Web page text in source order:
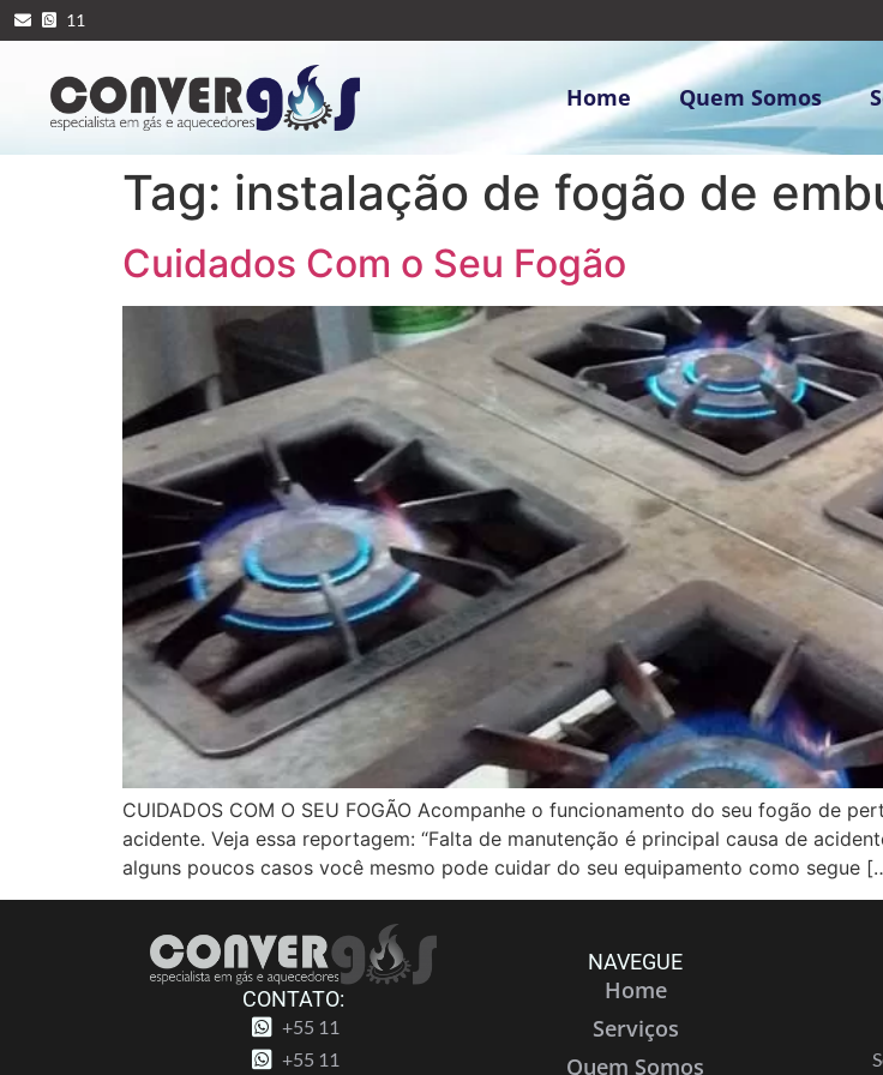
11
Home Quem Somos
Tag: instalação de fogão de
Cuidados Com o Seu Fogão
CUIDADOS COM O SEU FOGÃO Acompanhe o funcionamento do seu fogão de
acidente. Veja essa reportagem: “Falta de manutenção é principal causa de
alguns poucos casos você mesmo pode cuidar do seu equipamento como segue
CONTATO:
+55 11
+55 11
NAVEGUE
Home
Serviços
Quem Somos